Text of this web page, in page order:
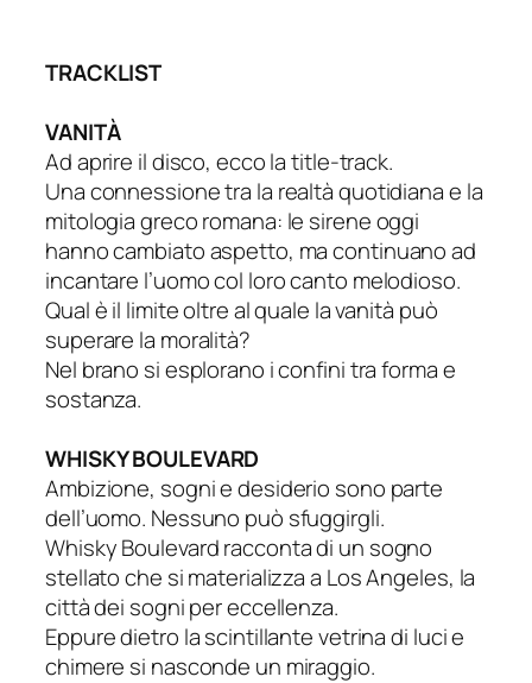
TRACKLIST
VANITÀ
Ad aprire il disco, ecco la title-track.
Una connessione tra la realtà quotidiana e la
mitologia greco romana: le sirene oggi
hanno cambiato aspetto, ma continuano ad
incantare l’uomo col loro canto melodioso.
Qual è il limite oltre al quale la vanità può
superare la moralità?
Nel brano si esplorano i confini tra forma e
sostanza.
WHISKY BOULEVARD
Ambizione, sogni e desiderio sono parte
dell’uomo. Nessuno può sfuggirgli.
Whisky Boulevard racconta di un sogno
stellato che si materializza a Los Angeles, la
città dei sogni per eccellenza.
Eppure dietro la scintillante vetrina di luci e
chimere si nasconde un miraggio.